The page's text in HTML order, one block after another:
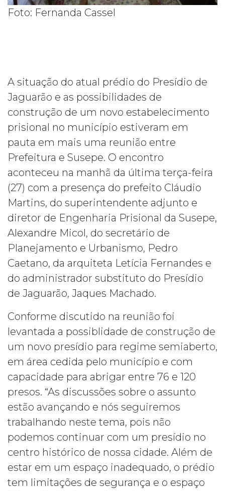
Foto: Fernanda Cassel
A situação do atual prédio do Presídio de
Jaguarão e as possibilidades de
construção de um novo estabelecimento
prisional no município estiveram em
pauta em mais uma reunião entre
Prefeitura e Susepe. O encontro
aconteceu na manhã da última terça-feira
(27) com a presença do prefeito Cláudio
Martins, do superintendente adjunto e
diretor de Engenharia Prisional da Susepe,
Alexandre Micol, do secretário de
Planejamento e Urbanismo, Pedro
Caetano, da arquiteta Letícia Fernandes e
do administrador substituto do Presídio
de Jaguarão, Jaques Machado.
Conforme discutido na reunião foi
levantada a possiblidade de construção de
um novo presídio para regime semiaberto,
em área cedida pelo município e com
capacidade para abrigar entre 76 e 120
presos. “As discussões sobre o assunto
estão avançando e nós seguiremos
trabalhando neste tema, pois não
podemos continuar com um presídio no
centro histórico de nossa cidade. Além de
estar em um espaço inadequado, o prédio
tem limitações de segurança e o espaço